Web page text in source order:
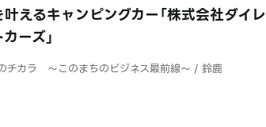
叶えるキャンピングカー「株式会社ダイレ
ーズ」
チカラ ～このまちのビジネス最前線～ / 鈴鹿